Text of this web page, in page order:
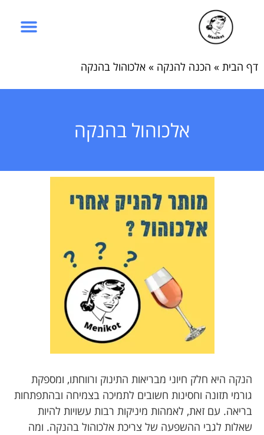
דף הבית » הכנה להנקה » אלכוהול בהנקה
אלכוהול בהנקה
הנקה היא חלק חיוני מבריאות התינוק ורווחתו, ומספקת
גורמי תזונה וחסינות חשובים לתמיכה בצמיחה ובהתפתחות
בריאה. עם זאת, לאמהות מיניקות רבות עשויות להיות
שאלות לגבי ההשפעה של צריכת אלכוהול בהנקה. ומה